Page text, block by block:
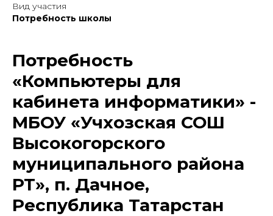
Вид участия
Потребность школы
Потребность
«Компьютеры для
кабинета информатики» -
МБОУ «Учхозская СОШ
Высокогорского
муниципального района
РТ», п. Дачное,
Республика Татарстан